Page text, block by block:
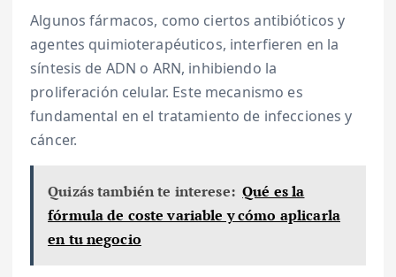
Algunos fármacos, como ciertos antibióticos y
agentes quimioterapéuticos, interfieren en la
síntesis de ADN o ARN, inhibiendo la
proliferación celular. Este mecanismo es
fundamental en el tratamiento de infecciones y
cáncer.
Quizás también te interese: Qué es la
fórmula de coste variable y cómo aplicarla
en tu negocio